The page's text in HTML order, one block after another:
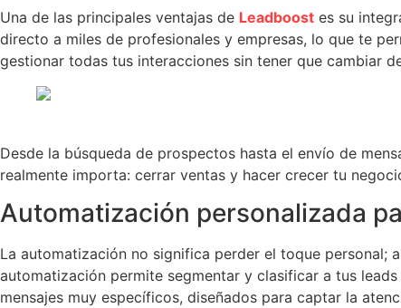
Una de las principales ventajas de Leadboost es su
directo a miles de profesionales y empresas, lo que te
gestionar todas tus interacciones sin tener que cambiar
Desde la búsqueda de prospectos hasta el envío de
realmente importa: cerrar ventas y hacer crecer tu
Automatización personalizada
La automatización no significa perder el toque personal;
automatización permite segmentar y clasificar a tus
mensajes muy específicos, diseñados para captar la